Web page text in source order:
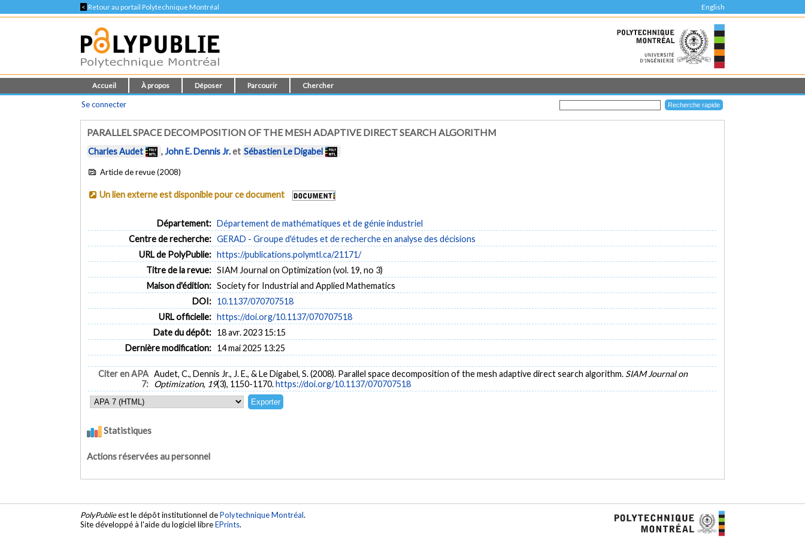
< Retour au portail Polytechnique Montréal English
Accueil À propos Déposer Parcourir Chercher
Se connecter
PARALLEL SPACE DECOMPOSITION OF THE MESH ADAPTIVE DIRECT SEARCH ALGORITHM
Charles Audet ,John E. Dennis Jr.et Sébastien Le Digabel
Article de revue (2008)
Un lien externe est disponible pour ce document
Département: Département de mathématiques et de génie industriel
Centre de recherche: GERAD - Groupe d'études et de recherche en analyse des décisions
URL de PolyPublie: https://publications.polymtl.ca/21171/
Titre de la revue: SIAM Journal on Optimization (vol. 19, no 3)
Maison d'édition: Society for Industrial and Applied Mathematics
DOI: 10.1137/070707518
URL officielle: https://doi.org/10.1137/070707518
Date du dépôt: 18 avr. 2023 15:15
Dernière modification: 14 mai 2025 13:25
Citer en APA
7:
Audet, C., Dennis Jr., J. E., & Le Digabel, S. (2008). Parallel space decomposition of the mesh adaptive direct search algorithm. SIAM Journal on
Optimization, 19(3), 1150-1170.https://doi.org/10.1137/070707518
Statistiques
Actions réservées au personnel
PolyPublieest le dépôt institutionnel dePolytechnique Montréal.
Site développé à l'aide du logiciel libreEPrints.